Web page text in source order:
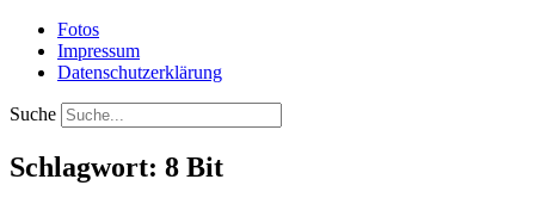
Fotos
Impressum
Datenschutzerklärung
Suche
Schlagwort: 8 Bit